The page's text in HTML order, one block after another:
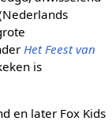
Het Feest van
is
en later Fox Kids